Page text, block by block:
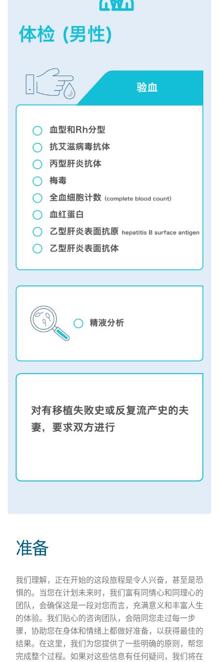
准备
我们理解，正在开始的这段旅程是令人兴奋，甚至是恐
惧的。当您在计划未来时，我们富有同情心和同理心的
团队，会确保这是一段对您而言，充满意义和丰富人生
的体验。我们贴心的咨询团队，会陪同您走过每一步
骤，协助您在身体和情绪上都做好准备，以获得最佳的
结果。在这里，我们为您提供了一些明确的原则，帮您
完成整个过程。如果对这些信息有任何疑问，我们将在